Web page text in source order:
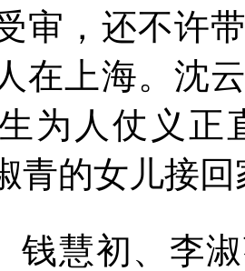
审，还不许
在上海。沈
为人仗义
青的女儿接
钱慧初、李